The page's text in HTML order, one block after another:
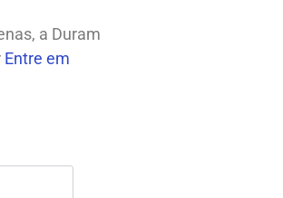
a Duram
Entre em